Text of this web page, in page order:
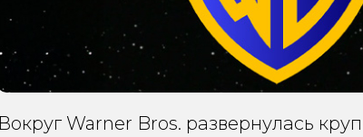
Вокруг Warner Bros. развернулась